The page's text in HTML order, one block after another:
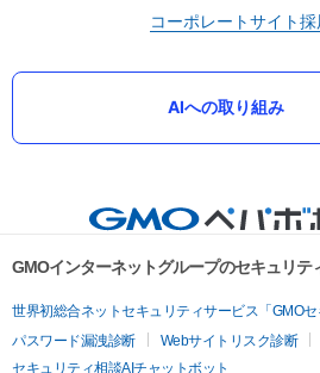
コーポレートサイト採
AIへの取り組み
GMOインターネットグループのセキュリテ
世界初総合ネットセキュリティサービス「GMOセ
パスワード漏洩診断
Webサイトリスク診断
セキュリティ相談AIチャットボット